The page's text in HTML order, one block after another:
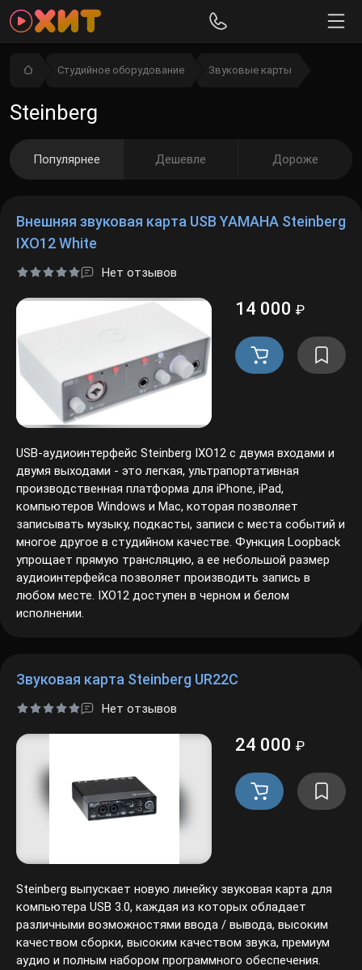
Студийное оборудование Звуковые карты
Steinberg
Популярнее Дешевле Дороже
Внешняя звуковая карта USB YAMAHA Steinberg
IXO12 White
Нет отзывов
14 000 ₽
USB-аудиоинтерфейс Steinberg IXO12 с двумя входами и
двумя выходами - это легкая, ультрапортативная
производственная платформа для iPhone, iPad,
компьютеров Windows и Mac, которая позволяет
записывать музыку, подкасты, записи с места событий и
многое другое в студийном качестве. Функция Loopback
упрощает прямую трансляцию, а ее небольшой размер
аудиоинтерфейса позволяет производить запись в
любом месте. IXO12 доступен в черном и белом
исполнении.
Звуковая карта Steinberg UR22C
Нет отзывов
24 000 ₽
Steinberg выпускает новую линейку звуковая карта для
компьютера USB 3.0, каждая из которых обладает
различными возможностями ввода / вывода, высоким
качеством сборки, высоким качеством звука, премиум
аудио и полным набором программного обеспечения.